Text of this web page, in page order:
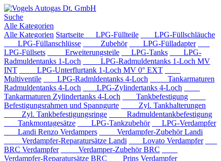
Suche
Alle Kategorien
Alle Kategorien Startseite LPG-Füllteile
LPG-Füllschläuche
LPG-Füllanschlüsse
Zubehör
LPG-Fülladapter
LPG-Füllsets
Erweiterungsteile LPG-Tanks
LPG-
Radmuldentanks 1-Loch
LPG-Radmuldentanks 1-Loch MV
INT
LPG-Unterflurtank 1-Loch MV 0° EXT
Multiventile
LPG-Radmldentanks 4-Loch
Tankarmaturen
Radmuldentanks 4-Loch
LPG-Zylindertanks 4-Loch
Tankarmaturen Zylindertanks 4-Loch
Tankbefestigung
Befestigungsrahmen und Spanngurte
Zyl. Tankhalterungen
Zyl. Tankbefestigungsringe
Radmuldentankbefestigung
Tankmontagesätze
LPG-Tankzubehör
LPG-Verdampfer
Landi Renzo Verdampers
Verdampfer-Zubehör Landi
Verdampfer-Reparatursätze Landi
Lovato Verdampfer
BRC Verdampfer
Verdamper-Zubehör BRC
Verdampfer-Reparatursätze BRC
Prins Verdampfer